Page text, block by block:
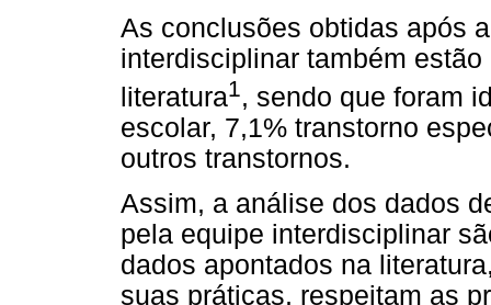
As conclusões obtidas após
interdisciplinar também
literatura1 , sendo que foram
escolar, 7,1% transtorno
outros transtornos.
Assim, a análise dos dados
pela equipe interdisciplinar
dados apontados na
suas práticas, respeitam as